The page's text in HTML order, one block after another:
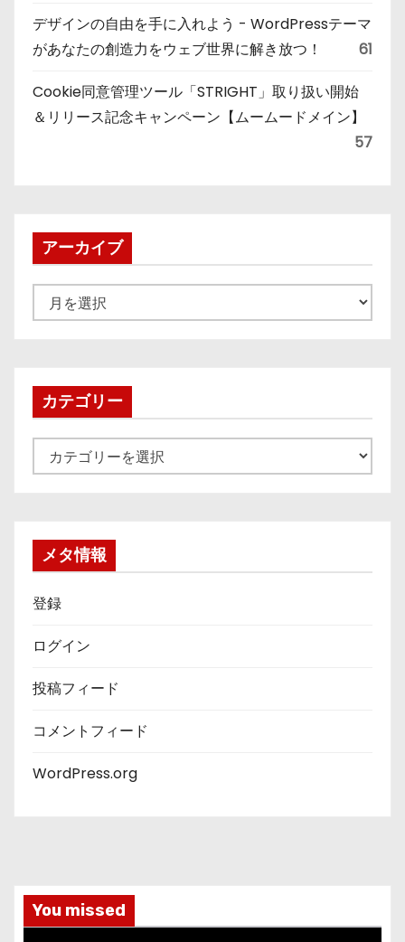
デザインの自由を手に入れよう - WordPressテーマ
があなたの創造力をウェブ世界に解き放つ！
61
Cookie同意管理ツール「STRIGHT」取り扱い開始
＆リリース記念キャンペーン【ムームードメイン】
57
アーカイブ
ー
ブカテゴリー
テ
メタ情報
登録
ログイン
投稿フィード
コメントフィード
WordPress.org
You missed